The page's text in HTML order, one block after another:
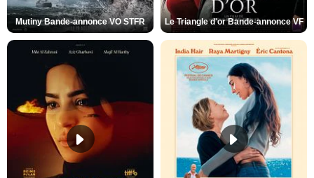
Mutiny Bande-annonce VO STFR Le Triangle d'or Bande-annonce VF